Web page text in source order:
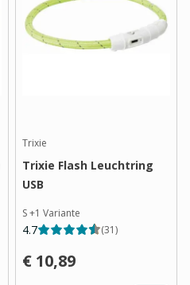
Trixie
Trixie Flash Leuchtring
USB
S+1 Variante
4.7 (31)
€ 10,89